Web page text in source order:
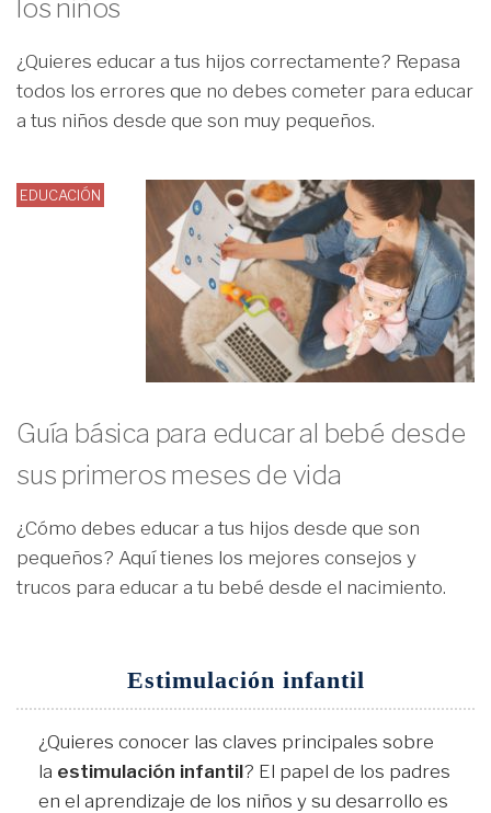
los niños
¿Quieres educar a tus hijos correctamente? Repasa
todos los errores que no debes cometer para educar
a tus niños desde que son muy pequeños.
EDUCACIÓN
Guía básica para educar al bebé desde
sus primeros meses de vida
¿Cómo debes educar a tus hijos desde que son
pequeños? Aquí tienes los mejores consejos y
trucos para educar a tu bebé desde el nacimiento.
Estimulación infantil
¿Quieres conocer las claves principales sobre
la estimulación infantil? El papel de los padres
en el aprendizaje de los niños y su desarrollo es